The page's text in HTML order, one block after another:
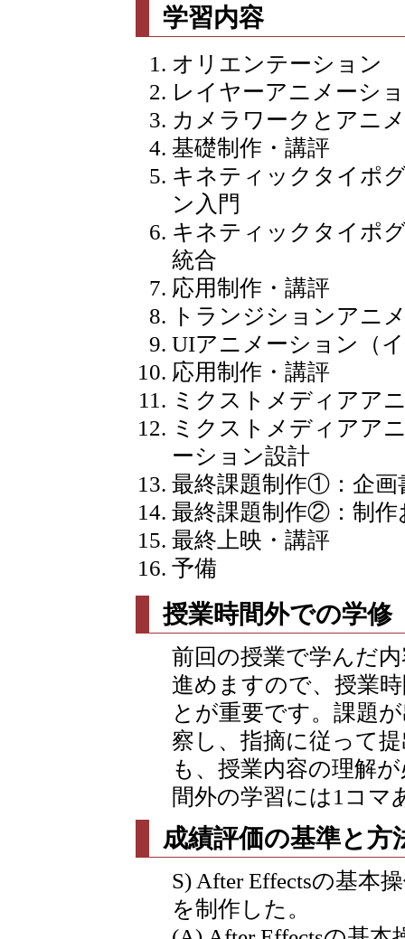
学習内容
オリエンテーション
レイヤーアニメーシ
カメラワークとアニ
基礎制作・講評
キネティックタイポ
ン入門
キネティックタイポ
統合
応用制作・講評
トランジションアニ
UIアニメーション（
応用制作・講評
ミクストメディアア
ミクストメディアア
ーション設計
最終課題制作①：企画
最終課題制作②：制作
最終上映・講評
予備
授業時間外での学修
前回の授業で学んだ
進めますので、授業
とが重要です。課題
察し、指摘に従って
も、授業内容の理解
間外の学習には1コマ
成績評価の基準と方
S) After Effectsの基本
を制作した。